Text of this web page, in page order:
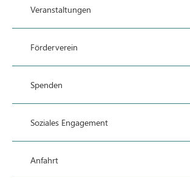
Veranstaltungen
Förderverein
Spenden
Soziales Engagement
Anfahrt